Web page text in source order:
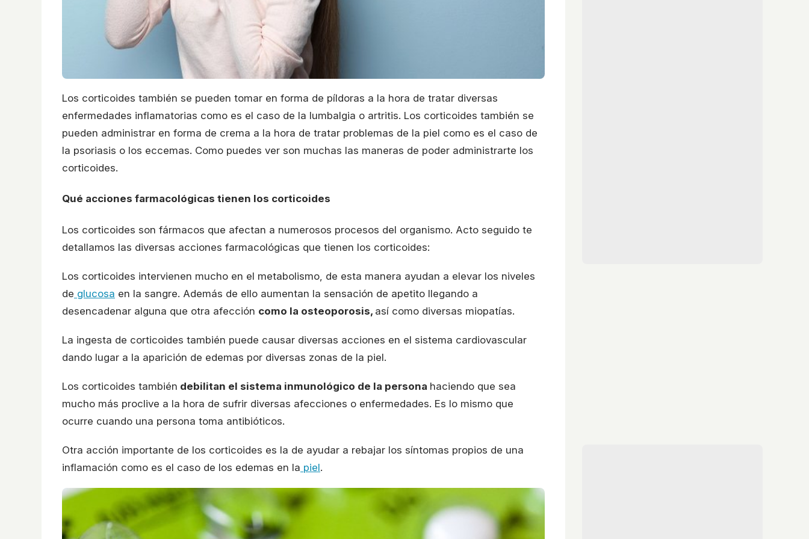
Los corticoides también se pueden tomar en forma de píldoras a la hora de tratar diversas
enfermedades inflamatorias como es el caso de la lumbalgia o artritis. Los corticoides también se
pueden administrar en forma de crema a la hora de tratar problemas de la piel como es el caso de
la psoriasis o los eccemas. Como puedes ver son muchas las maneras de poder administrarte los
corticoides.
Qué acciones farmacológicas tienen los corticoides
Los corticoides son fármacos que afectan a numerosos procesos del organismo. Acto seguido te
detallamos las diversas acciones farmacológicas que tienen los corticoides:
Los corticoides intervienen mucho en el metabolismo, de esta manera ayudan a elevar los niveles
de glucosa en la sangre. Además de ello aumentan la sensación de apetito llegando a
desencadenar alguna que otra afección como la osteoporosis, así como diversas miopatías.
La ingesta de corticoides también puede causar diversas acciones en el sistema cardiovascular
dando lugar a la aparición de edemas por diversas zonas de la piel.
Los corticoides también debilitan el sistema inmunológico de la persona haciendo que sea
mucho más proclive a la hora de sufrir diversas afecciones o enfermedades. Es lo mismo que
ocurre cuando una persona toma antibióticos.
Otra acción importante de los corticoides es la de ayudar a rebajar los síntomas propios de una
inflamación como es el caso de los edemas en la piel.